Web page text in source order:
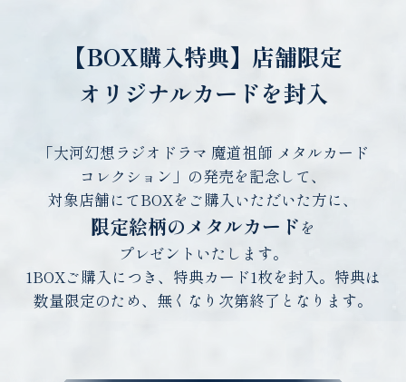
【BOX購入特典】店舗限定
オリジナルカードを封入
「大河幻想ラジオドラマ 魔道祖師 メタルカード
コレクション」の発売を記念して、
対象店舗にてBOXをご購入いただいた方に、
限定絵柄のメタルカード を
プレゼントいたします。
1BOXご購入につき、特典カード1枚を封入。特典は
数量限定のため、無くなり次第終了となります。